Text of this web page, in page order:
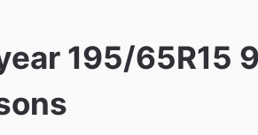
195/65R15